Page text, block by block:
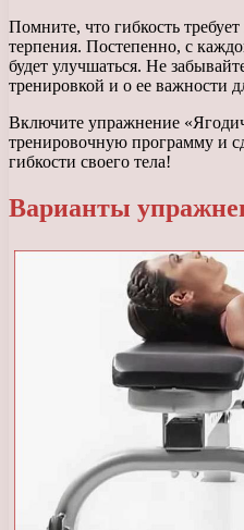
Помните, что гибкость
терпения. Постепенно, с
будет улучшаться. Не
тренировкой и о ее важности
Включите упражнение
тренировочную программу и
гибкости своего тела!
Варианты